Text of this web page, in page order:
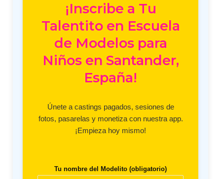
¡Inscribe a Tu
Talentito en Escuela
de Modelos para
Niños en Santander,
España!
Únete a castings pagados, sesiones de
fotos, pasarelas y monetiza con nuestra app.
¡Empieza hoy mismo!
Tu nombre del Modelito (obligatorio)